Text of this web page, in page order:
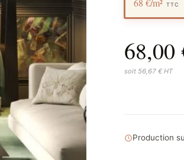
68 €/m² TTC
68,00
soit 56,67 € HT
Production